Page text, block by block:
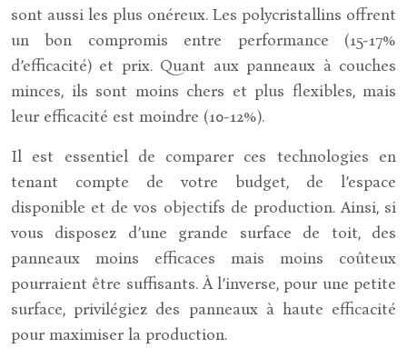
sont aussi les plus onéreux. Les polycristallins offrent
un bon compromis entre performance (15-17%
d’efficacité) et prix. Quant aux panneaux à couches
minces, ils sont moins chers et plus flexibles, mais
leur efficacité est moindre (10-12%).
Il est essentiel de comparer ces technologies en
tenant compte de votre budget, de l’espace
disponible et de vos objectifs de production. Ainsi, si
vous disposez d’une grande surface de toit, des
panneaux moins efficaces mais moins coûteux
pourraient être suffisants. À l’inverse, pour une petite
surface, privilégiez des panneaux à haute efficacité
pour maximiser la production.